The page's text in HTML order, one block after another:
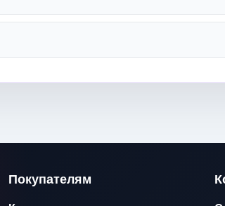
Покупателям